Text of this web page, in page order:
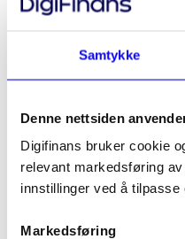
Samtykke
Denne nettsiden
Digifinans bruker cookie
relevant markedsføring
innstillinger ved å
Markedsføring